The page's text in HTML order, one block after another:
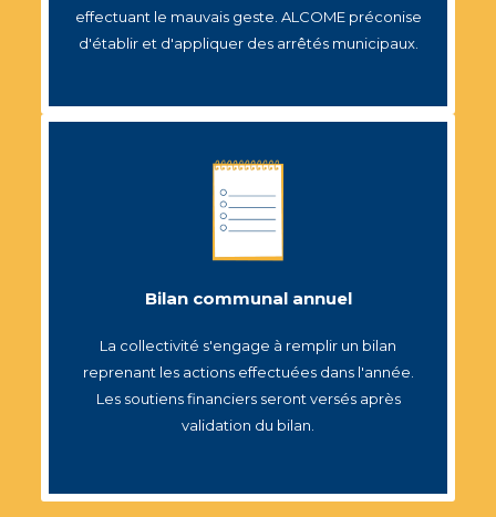
effectuant le mauvais geste. ALCOME préconise
d'établir et d'appliquer des arrêtés municipaux.
Bilan communal annuel
La collectivité s'engage à remplir un bilan
reprenant les actions effectuées dans l'année.
Les soutiens financiers seront versés après
validation du bilan.